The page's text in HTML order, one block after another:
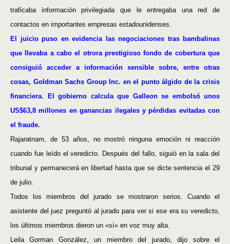
traficaba información privilegiada que le entregaba una red de
contactos en importantes empresas estadounidenses.
El juicio puso en evidencia las negociaciones tras bambalinas
que llevaba a cabo el otrora prestigioso fondo de cobertura que
consiguió acceder a información sensible sobre, entre otras
cosas, Goldman Sachs Group Inc. en el punto álgido de la crisis
financiera. El gobierno calcula que Galleon se embolsó unos
US$63,8 millones en ganancias ilegales y pérdidas evitadas con
el fraude.
Rajaratnam, de 53 años, no mostró ninguna emoción ni reacción
cuando fue leído el veredicto. Después del fallo, siguió en la sala del
tribunal y permanecerá en libertad hasta que se dicte sentencia el 29
de julio.
Todos los miembros del jurado se mostraron serios. Cuando el
asistente del juez preguntó al jurado para ver si ese era su veredicto,
los últimos miembros dieron un «sí» en voz muy alta.
Leila Gorman González, un miembro del jurado, dijo sobre el